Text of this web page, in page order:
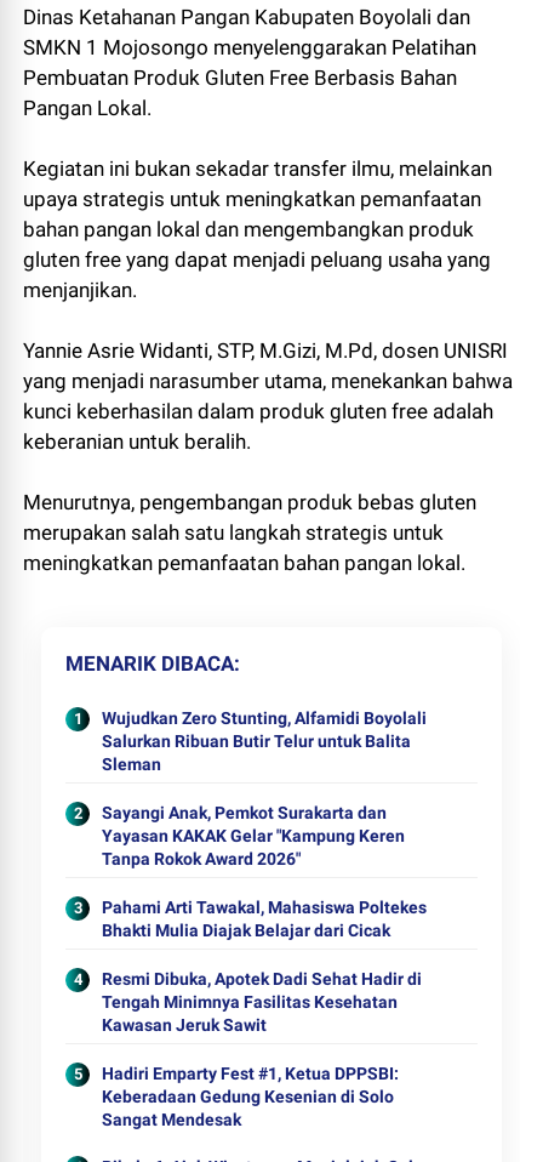
Dinas Ketahanan Pangan Kabupaten Boyolali dan
SMKN 1 Mojosongo menyelenggarakan Pelatihan
Pembuatan Produk Gluten Free Berbasis Bahan
Pangan Lokal.
Kegiatan ini bukan sekadar transfer ilmu, melainkan
upaya strategis untuk meningkatkan pemanfaatan
bahan pangan lokal dan mengembangkan produk
gluten free yang dapat menjadi peluang usaha yang
menjanjikan.
Yannie Asrie Widanti, STP, M.Gizi, M.Pd, dosen UNISRI
yang menjadi narasumber utama, menekankan bahwa
kunci keberhasilan dalam produk gluten free adalah
keberanian untuk beralih.
Menurutnya, pengembangan produk bebas gluten
merupakan salah satu langkah strategis untuk
meningkatkan pemanfaatan bahan pangan lokal.
MENARIK DIBACA
Wujudkan Zero Stunting, Alfamidi Boyolali
Salurkan Ribuan Butir Telur untuk Balita
Sleman
Sayangi Anak, Pemkot Surakarta dan
Yayasan KAKAK Gelar "Kampung Keren
Tanpa Rokok Award 2026"
Pahami Arti Tawakal, Mahasiswa Poltekes
Bhakti Mulia Diajak Belajar dari Cicak
Resmi Dibuka, Apotek Dadi Sehat Hadir di
Tengah Minimnya Fasilitas Kesehatan
Kawasan Jeruk Sawit
Hadiri Emparty Fest #1, Ketua DPPSBI:
Keberadaan Gedung Kesenian di Solo
Sangat Mendesak